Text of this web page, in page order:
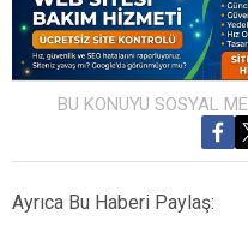
BU KONUYU SOSYAL
Ayrıca Bu Haberi Paylaş: